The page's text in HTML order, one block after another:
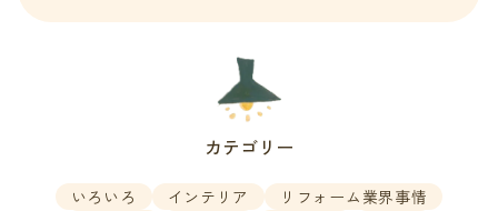
カテゴリー
いろいろ インテリア
リフォーム業界事情